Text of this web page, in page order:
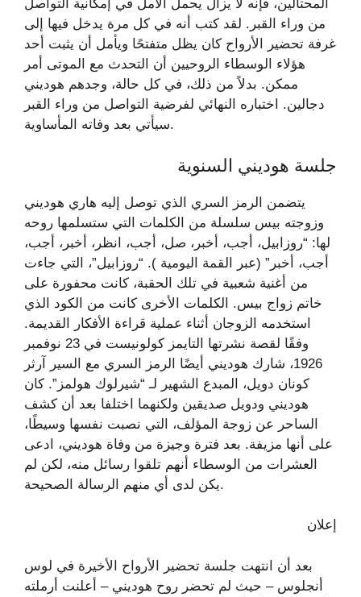
المحتالين، فإنه لا يزال يحمل الأمل في إمكانية التواصل
من وراء القبر. لقد كتب أنه في كل مرة يدخل فيها إلى
غرفة تحضير الأرواح كان يظل متفتحًا ويأمل أن يثبت أحد
هؤلاء الوسطاء الروحيين أن التحدث مع الموتى أمر
ممكن. بدلاً من ذلك، في كل حالة، وجدهم هوديني
دجالين. اختباره النهائي لفرضية التواصل من وراء القبر
سيأتي بعد وفاته المأساوية.
جلسة هوديني السنوية
يتضمن الرمز السري الذي توصل إليه هاري هوديني
وزوجته بيس سلسلة من الكلمات التي ستسلمها روحه
لها: “روزابيل، أجب، أخبر، صل، أجب، انظر، أخبر، أجب،
أجب، أخبر” (عبر القمة اليومية ). “روزابيل”، التي جاءت
من أغنية شعبية في تلك الحقبة، كانت محفورة على
خاتم زواج بيس. الكلمات الأخرى كانت من الكود الذي
استخدمه الزوجان أثناء عملية قراءة الأفكار القديمة.
وفقًا لقصة نشرتها التايمز كولونيست في 23 نوفمبر
1926، شارك هوديني أيضًا الرمز السري مع السير آرثر
كونان دويل، المبدع الشهير لـ “شيرلوك هولمز”. كان
هوديني ودويل صديقين ولكنهما اختلفا بعد أن كشف
الساحر عن زوجة المؤلف، التي نصبت نفسها وسيطًا،
على أنها مزيفة. بعد فترة وجيزة من وفاة هوديني، ادعى
العشرات من الوسطاء أنهم تلقوا رسائل منه، لكن لم
يكن لدى أي منهم الرسالة الصحيحة.
إعلان
بعد أن انتهت جلسة تحضير الأرواح الأخيرة في لوس
أنجلوس – حيث لم تحضر روح هوديني – أعلنت أرملته